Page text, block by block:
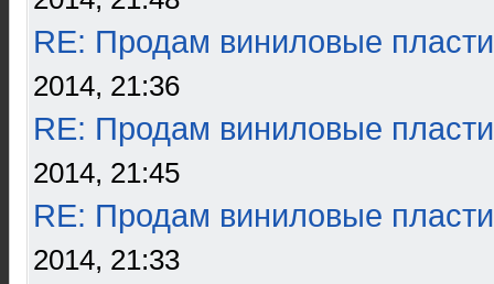
RE: Продам виниловые
2014, 21:36
RE: Продам виниловые
2014, 21:45
RE: Продам виниловые
2014, 21:33